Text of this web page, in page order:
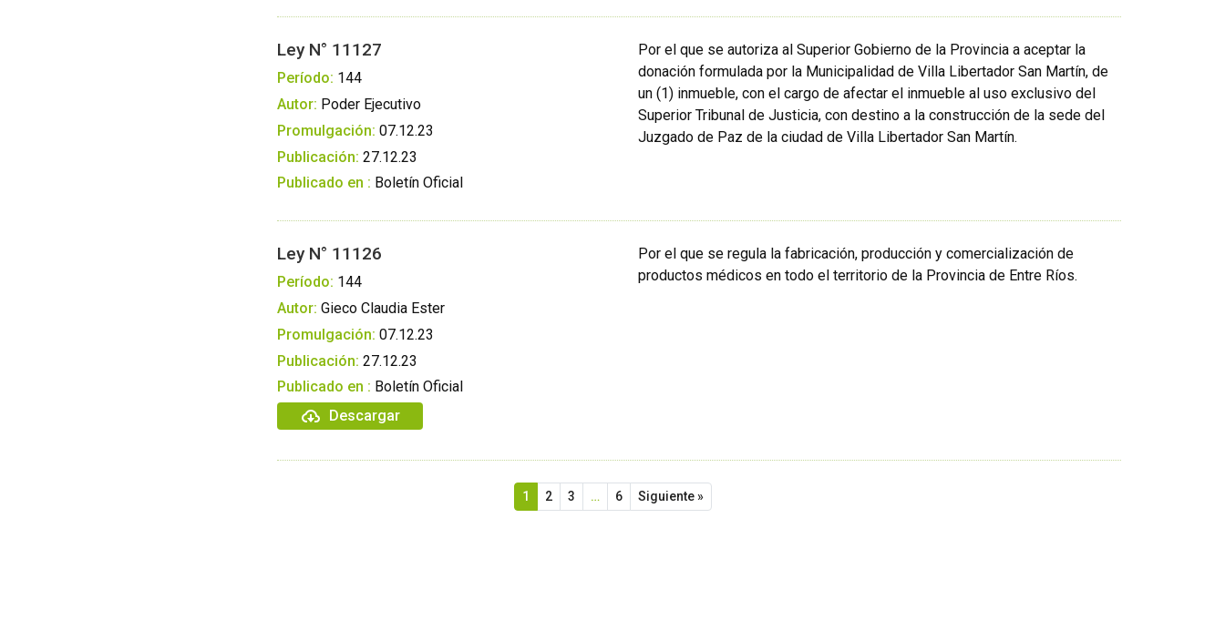
Ley N° 11127
Período: 144
Autor: Poder Ejecutivo
Promulgación: 07.12.23
Publicación: 27.12.23
Publicado en : Boletín Oficial
Por el que se autoriza al Superior Gobierno de la Provincia a aceptar la
donación formulada por la Municipalidad de Villa Libertador San Martín, de
un (1) inmueble, con el cargo de afectar el inmueble al uso exclusivo del
Superior Tribunal de Justicia, con destino a la construcción de la sede del
Juzgado de Paz de la ciudad de Villa Libertador San Martín.
Ley N° 11126
Período: 144
Autor: Gieco Claudia Ester
Promulgación: 07.12.23
Publicación: 27.12.23
Publicado en : Boletín Oficial
Descargar
Por el que se regula la fabricación, producción y comercialización de
productos médicos en todo el territorio de la Provincia de Entre Ríos.
1 2 3 … 6 Siguiente »